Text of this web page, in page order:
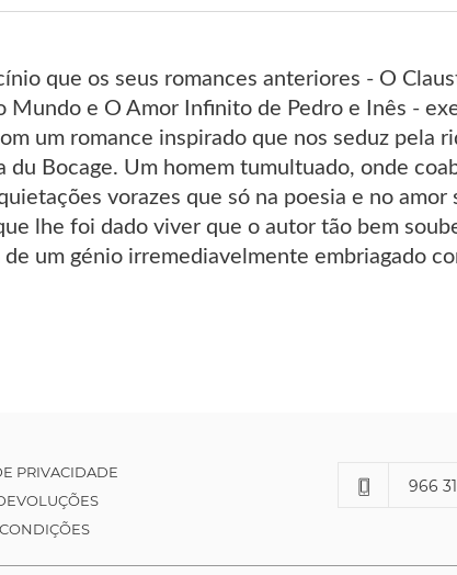
que os seus romances anteriores - O
Mundo e O Amor Infinito de Pedro e Inês -
um romance inspirado que nos seduz pela
du Bocage. Um homem tumultuado, onde
vorazes que só na poesia e no amor
lhe foi dado viver que o autor tão bem
um génio irremediavelmente embriagado
PRIVACIDADE
966